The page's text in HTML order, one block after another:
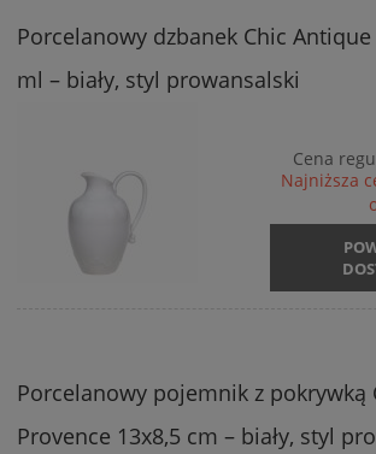
Porcelanowy dzbanek Chic
ml – biały, styl prowansalski
Cena
Najniższa
Porcelanowy pojemnik z pokrywką
Provence 13x8,5 cm – biały, styl